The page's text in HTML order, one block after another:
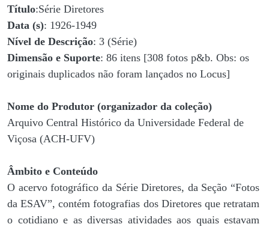
Título:Série Diretores
Data (s): 1926-1949
Nível de Descrição: 3 (Série)
Dimensão e Suporte: 86 itens [308 fotos p&b. Obs: os
originais duplicados não foram lançados no Locus]
Nome do Produtor (organizador da coleção)
Arquivo Central Histórico da Universidade Federal de
Viçosa (ACH-UFV)
Âmbito e Conteúdo
O acervo fotográfico da Série Diretores, da Seção “Fotos
da ESAV”, contém fotografias dos Diretores que retratam
o cotidiano e as diversas atividades aos quais estavam